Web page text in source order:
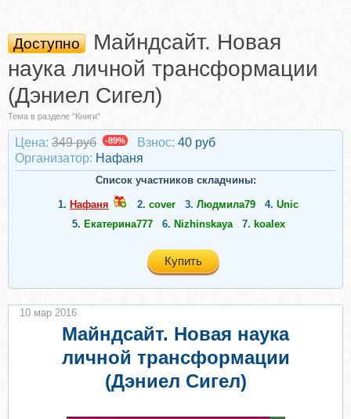
Доступно
Майндсайт. Новая
наука личной трансформации
(Дэниел Сигел)
Тема в разделе "Книги"
Цена: 349 руб -89% Взнос: 40 руб
Организатор: Нафаня
Список участников складчины:
1. Нафаня 2. cover 3. Людмила79 4. Unic
5. Екатерина777 6. Nizhinskaya 7. koalex
Купить
Майндсайт. Новая наука
личной трансформации
(Дэниел Сигел)
10 мар 2016